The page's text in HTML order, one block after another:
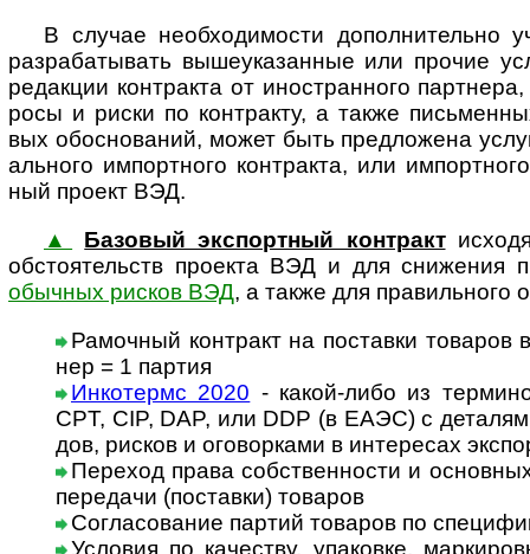
В случае необходимости дополнительно
раз­ра­ба­ты­вать выше­ука­зан­ные или про­чие
редак­ции кон­т­ракта от ино­ст­ран­ного
росы и риски по кон­т­ра­кту, а также
вых обо­сно­ва­ний, может быть пред­ло­жена
аль­ного импорт­ного конт­ракта, или
ный про­ект ВЭД.
▲
Базовый экспортный контракт
обсто­я­тельств про­екта ВЭД и для сниже­ния
обыч­ных рис­ков ВЭД, а также для пра­ви­ль­ного
Рамочный контракт на поставки товаров
нер = 1 партия
Инкотермс 2020 - какой-либо из
CPT, CIP, DAP, или DDP (в ЕАЭС) с
дов, рис­ков и ого­вор­ками в инте­ре­сах
Переход права собственности и
пере­дачи (пос­та­вки) товаров
Согласование партий товаров по
Условия по качеству, упаковке,